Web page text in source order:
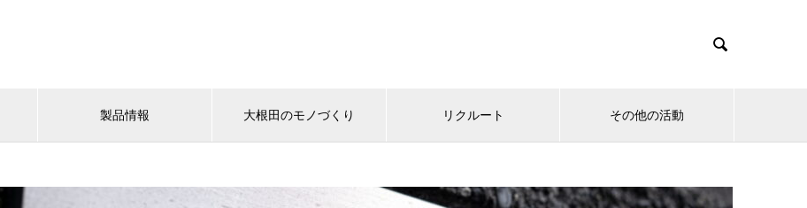

製品情報 大根田のモノづくり リクルート その他の活動